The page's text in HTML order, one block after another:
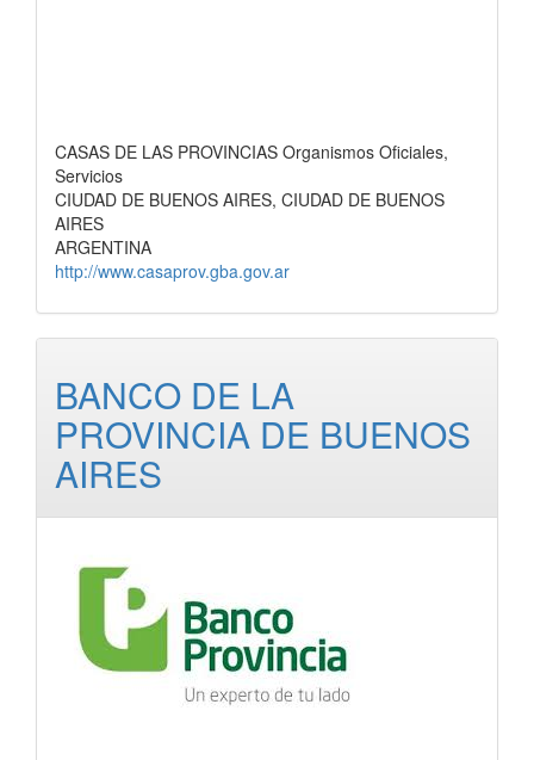
CASAS DE LAS PROVINCIAS Organismos Oficiales,
Servicios
CIUDAD DE BUENOS AIRES, CIUDAD DE BUENOS
AIRES
ARGENTINA
http://www.casaprov.gba.gov.ar
BANCO DE LA
PROVINCIA DE BUENOS
AIRES